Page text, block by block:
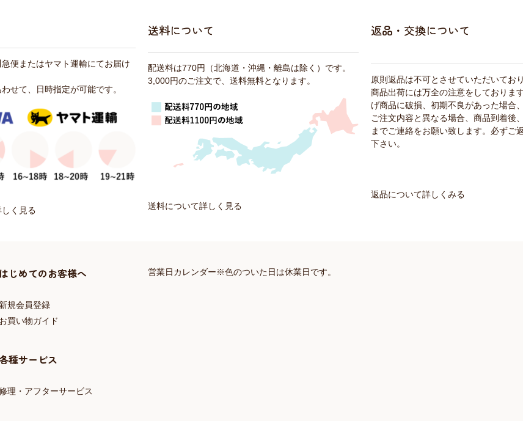
便またはヤマト運輸にてお届け
せて、日時指定が可能です。
く見る
送料について
配送料は770円（北海道・沖縄・離島は除く）です。
3,000円のご注文で、送料無料となります。
送料について詳しく見る
返品・交換について
原則返品は不可とさせていただいてお
商品出荷には万全の注意をしておりま
げ商品に破損、初期不良があった場合
ご注文内容と異なる場合、商品到着後
までご連絡をお願い致します。必ずご
下さい。
返品について詳しくみる
はじめてのお客様へ
新規会員登録
お買い物ガイド
種サービス
理・アフターサービス
営業日カレンダー※色のついた日は休業日です。